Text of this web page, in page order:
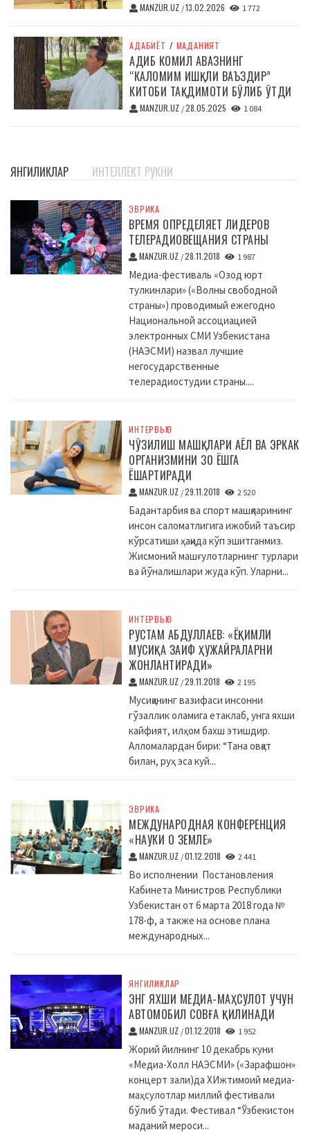
MANZUR.UZ /13.02.2026 1 772
АДАБИЁТ / МАДАНИЯТ
АДИБ КОМИЛ АВАЗНИНГ
“КАЛОМИМ ИШҚЛИ ВАЪЗДИР”
КИТОБИ ТАҚДИМОТИ БЎЛИБ ЎТДИ
MANZUR.UZ /28.05.2025 1 084
ЯНГИЛИКЛАР ИНТЕЛЛЕКТ РУКНИ
ЭВРИКА
ВРЕМЯ ОПРЕДЕЛЯЕТ ЛИДЕРОВ
ТЕЛЕРАДИОВЕЩАНИЯ СТРАНЫ
MANZUR.UZ /28.11.2018 1 987
Медиа-фестиваль «Озод юрт
тулкинлари» («Волны свободной
страны») проводимый ежегодно
Национальной ассоциацией
электронных СМИ Узбекистана
(НАЭСМИ) назвал лучшие
негосударственные
телерадиостудии страны....
ИНТЕРВЬЮ
ЧЎЗИЛИШ МАШҚЛАРИ АЁЛ ВА ЭРКАК
ОРГАНИЗМИНИ 30 ЁШГА
ЁШАРТИРАДИ
MANZUR.UZ /29.11.2018 2 520
Бадантарбия ва спорт машқларининг
инсон саломатлигига ижобий таъсир
кўрсатиши ҳақида кўп эшитганмиз.
Жисмоний машғулотларнинг турлари
ва йўналишлари жуда кўп. Уларни...
ИНТЕРВЬЮ
РУСТАМ АБДУЛЛАЕВ: «ЁҚИМЛИ
МУСИҚА ЗАИФ ҲУЖАЙРАЛАРНИ
ЖОНЛАНТИРАДИ»
MANZUR.UZ /29.11.2018 2 195
Мусиқанинг вазифаси инсонни
гўзаллик оламига етаклаб, унга яхши
кайфият, илҳом бахш этишдир.
Алломалардан бири: “Тана овқат
билан, руҳ эса куй...
ЭВРИКА
МЕЖДУНАРОДНАЯ КОНФЕРЕНЦИЯ
«НАУКИ О ЗЕМЛЕ»
MANZUR.UZ /01.12.2018 2 441
Во исполнении Постановления
Кабинета Министров Республики
Узбекистан от 6 марта 2018 года №
178-ф, а также на основе плана
международных...
ЯНГИЛИКЛАР
ЭНГ ЯХШИ МЕДИА-МАҲСУЛОТ УЧУН
АВТОМОБИЛ СОВҒА ҚИЛИНАДИ
MANZUR.UZ /01.12.2018 1 952
Жорий йилнинг 10 декабрь куни
«Медиа-Холл НАЭСМИ» («Зарафшон»
концерт зали)да XИжтимоий медиа-
маҳсулотлар миллий фестивали
бўлиб ўтади. Фестивал “Ўзбекистон
маданий мероси...